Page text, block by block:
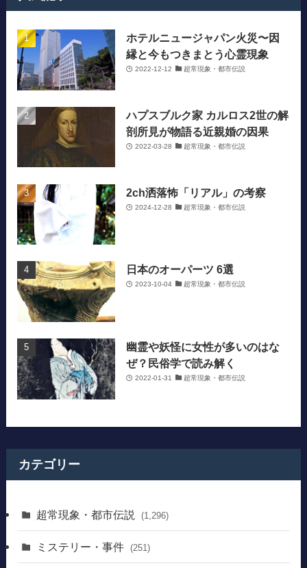
ホテルニュージャパン火災〜因
縁と今もつきまとう心霊現象
2022-12-12 超常現象・都市伝説
ハプスブルク家 カルロス2世の解
剖所見が物語る近親婚の因果
2022-03-28 超常現象・都市伝説
2ch洒落怖「リアル」の考察
2024-12-28 超常現象・都市伝説
日本のオーパーツ 6選
2023-10-04 超常現象・都市伝説
幽霊や妖怪に女性が多いのはな
ぜ？民俗学で読み解く
2022-01-31 超常現象・都市伝説
カテゴリー
超常現象・都市伝説 (1,296)
ミステリー・事件 (251)